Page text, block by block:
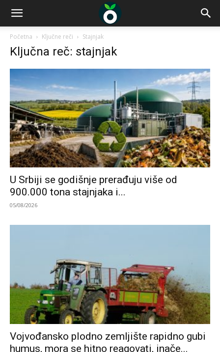
Početna Ključne reči Stajnjak
Ključna reč: stajnjak
U Srbiji se godišnje prerađuju više od
900.000 tona stajnjaka i...
05/08/2026
Vojvođansko plodno zemljište rapidno gubi
humus, mora se hitno reagovati, inače...